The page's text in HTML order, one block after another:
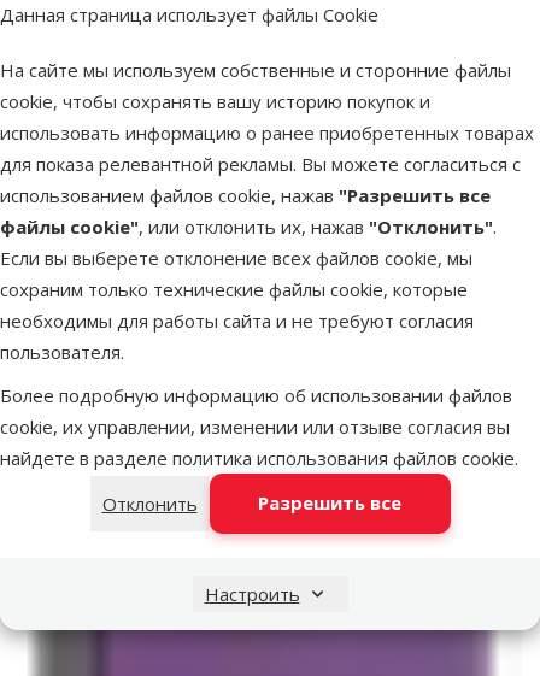
Данная страница использует файлы Cookie
На сайте мы используем собственные и сторонние файлы
cookie, чтобы сохранять вашу историю покупок и
использовать информацию о ранее приобретенных товарах
для показа релевантной рекламы. Вы можете согласиться с
использованием файлов cookie, нажав "Разрешить все
файлы cookie", или отклонить их, нажав "Отклонить".
Если вы выберете отклонение всех файлов cookie, мы
сохраним только технические файлы cookie, которые
необходимы для работы сайта и не требуют согласия
пользователя.
Более подробную информацию об использовании файлов
cookie, их управлении, изменении или отзыве согласия вы
найдете в разделе политика использования файлов cookie.
Отклонить
Разрешить все
Настроить